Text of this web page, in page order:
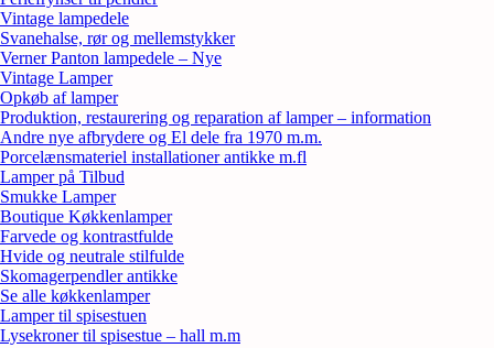
Vintage lampedele
Svanehalse, rør og mellemstykker
Verner Panton lampedele – Nye
Vintage Lamper
Opkøb af lamper
Produktion, restaurering og reparation af lamper – information
Andre nye afbrydere og El dele fra 1970 m.m.
Porcelænsmateriel installationer antikke m.fl
Lamper på Tilbud
Smukke Lamper
Boutique Køkkenlamper
Farvede og kontrastfulde
Hvide og neutrale stilfulde
Skomagerpendler antikke
Se alle køkkenlamper
Lamper til spisestuen
Lysekroner til spisestue – hall m.m